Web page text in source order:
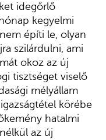
idegőrlő
kegyelmi
építi le, olyan
szilárdulni, ami
okoz az új
tisztséget viselő
mélyállam
körébe
hatalmi
az új